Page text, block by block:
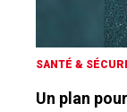
SANTÉ &
Un plan